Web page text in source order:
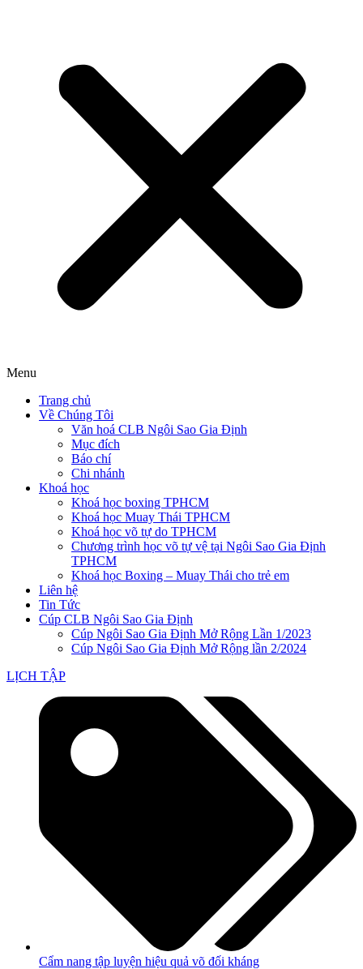
Menu
Trang chủ
Về Chúng Tôi
Văn hoá CLB Ngôi Sao Gia Định
Mục đích
Báo chí
Chi nhánh
Khoá học
Khoá học boxing TPHCM
Khoá học Muay Thái TPHCM
Khoá học võ tự do TPHCM
Chương trình học võ tự vệ tại Ngôi Sao Gia Định
TPHCM
Khoá học Boxing – Muay Thái cho trẻ em
Liên hệ
Tin Tức
Cúp CLB Ngôi Sao Gia Định
Cúp Ngôi Sao Gia Định Mở Rộng Lần 1/2023
Cúp Ngôi Sao Gia Định Mở Rộng lần 2/2024
LỊCH TẬP
Cẩm nang tập luyện hiệu quả võ đối kháng